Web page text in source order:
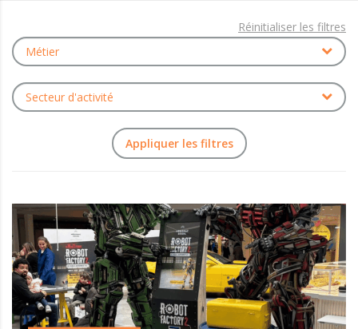
Réinitialiser les filtres
Métier
Secteur d'activité